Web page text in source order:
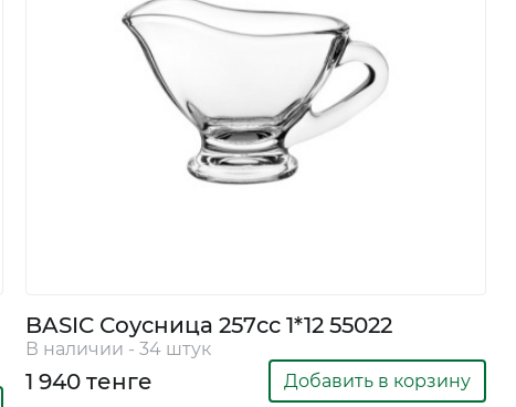
BASIC Соусница 257cc 1*12 55022
В наличии - 34 штук
1 940 тенге Добавить в корзину